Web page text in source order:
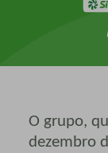
O grupo,
dezembro